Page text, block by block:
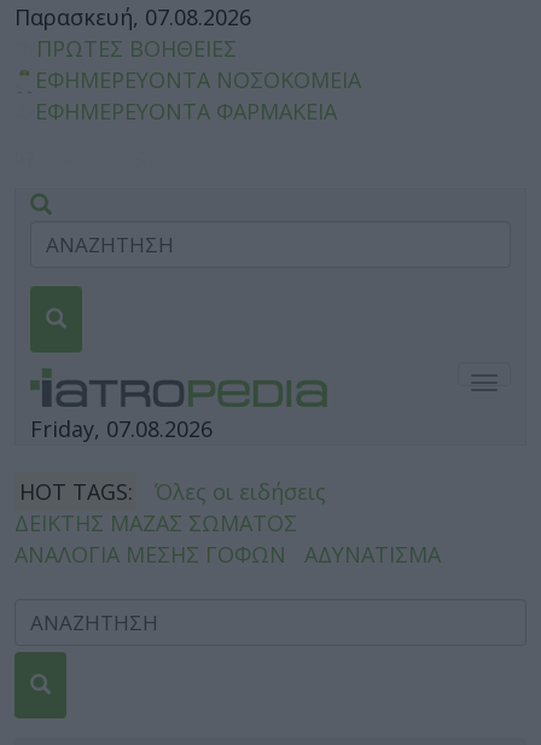
Παρασκευή, 07.08.2026
ΠΡΩΤΕΣ ΒΟΗΘΕΙΕΣ
ΕΦΗΜΕΡΕΥΟΝΤΑ ΝΟΣΟΚΟΜΕΙΑ
ΕΦΗΜΕΡΕΥΟΝΤΑ ΦΑΡΜΑΚΕΙΑ
Friday, 07.08.2026
HOT TAGS:
Όλες οι ειδήσεις
ΔΕΙΚΤΗΣ ΜΑΖΑΣ ΣΩΜΑΤΟΣ
ΑΝΑΛΟΓΙΑ ΜΕΣΗΣ ΓΟΦΩΝ
ΑΔΥΝΑΤΙΣΜΑ